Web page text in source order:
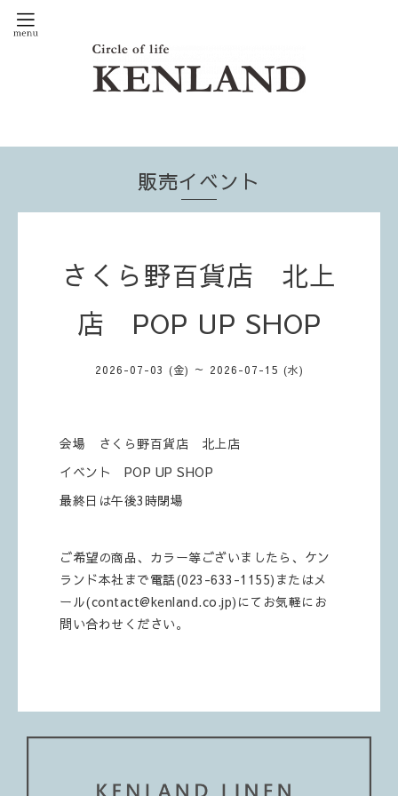
販売イベント
さくら野百貨店 北上
店 POP UP SHOP
2026-07-03 (金) ～ 2026-07-15 (水)
会場 さくら野百貨店 北上店
イベント POP UP SHOP
最終日は午後3時閉場
ご希望の商品、カラー等ございましたら、ケン
ランド本社まで電話(023-633-1155)またはメ
ール(contact@kenland.co.jp)にてお気軽にお
問い合わせください。